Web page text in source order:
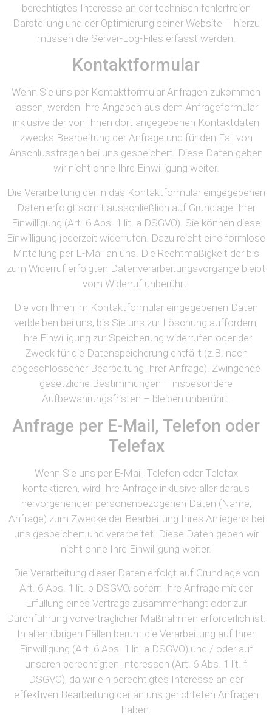
berechtigtes Interesse an der technisch fehlerfreien
Darstellung und der Optimierung seiner Website – hierzu
müssen die Server-Log-Files erfasst werden.
Kontaktformular
Wenn Sie uns per Kontaktformular Anfragen zukommen
lassen, werden Ihre Angaben aus dem Anfrageformular
inklusive der von Ihnen dort angegebenen Kontaktdaten
zwecks Bearbeitung der Anfrage und für den Fall von
Anschlussfragen bei uns gespeichert. Diese Daten geben
wir nicht ohne Ihre Einwilligung weiter.
Die Verarbeitung der in das Kontaktformular eingegebenen
Daten erfolgt somit ausschließlich auf Grundlage Ihrer
Einwilligung (Art. 6 Abs. 1 lit. a DSGVO). Sie können diese
Einwilligung jederzeit widerrufen. Dazu reicht eine formlose
Mitteilung per E-Mail an uns. Die Rechtmäßigkeit der bis
zum Widerruf erfolgten Datenverarbeitungsvorgänge bleibt
vom Widerruf unberührt.
Die von Ihnen im Kontaktformular eingegebenen Daten
verbleiben bei uns, bis Sie uns zur Löschung auffordern,
Ihre Einwilligung zur Speicherung widerrufen oder der
Zweck für die Datenspeicherung entfällt (z.B. nach
abgeschlossener Bearbeitung Ihrer Anfrage). Zwingende
gesetzliche Bestimmungen – insbesondere
Aufbewahrungsfristen – bleiben unberührt.
Anfrage per E-Mail, Telefon oder
Telefax
Wenn Sie uns per E-Mail, Telefon oder Telefax
kontaktieren, wird Ihre Anfrage inklusive aller daraus
hervorgehenden personenbezogenen Daten (Name,
Anfrage) zum Zwecke der Bearbeitung Ihres Anliegens bei
uns gespeichert und verarbeitet. Diese Daten geben wir
nicht ohne Ihre Einwilligung weiter.
Die Verarbeitung dieser Daten erfolgt auf Grundlage von
Art. 6 Abs. 1 lit. b DSGVO, sofern Ihre Anfrage mit der
Erfüllung eines Vertrags zusammenhängt oder zur
Durchführung vorvertraglicher Maßnahmen erforderlich ist.
In allen übrigen Fällen beruht die Verarbeitung auf Ihrer
Einwilligung (Art. 6 Abs. 1 lit. a DSGVO) und / oder auf
unseren berechtigten Interessen (Art. 6 Abs. 1 lit. f
DSGVO), da wir ein berechtigtes Interesse an der
effektiven Bearbeitung der an uns gerichteten Anfragen
haben.